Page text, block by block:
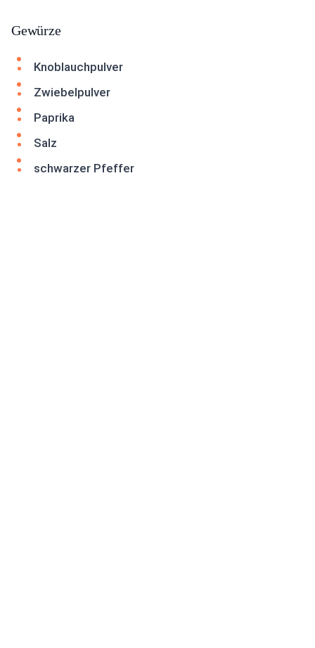
Gewürze
Knoblauchpulver
Zwiebelpulver
Paprika
Salz
schwarzer Pfeffer